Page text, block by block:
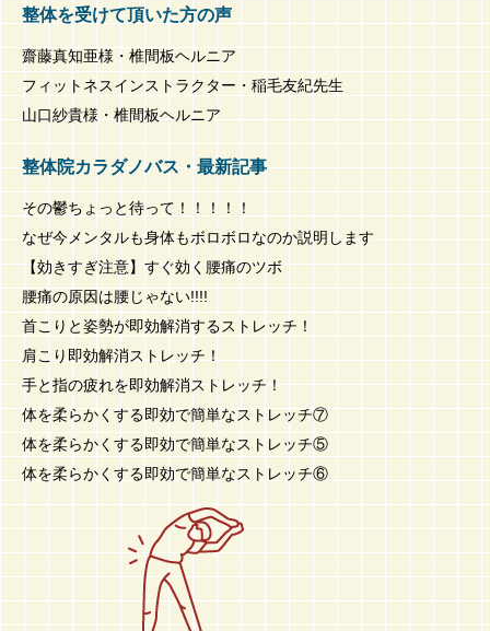
整体を受けて頂いた方の声
齋藤真知亜様・椎間板ヘルニア
フィットネスインストラクター・稲毛友紀先生
山口紗貴様・椎間板ヘルニア
整体院カラダノバス・最新記事
その鬱ちょっと待って！！！！！
なぜ今メンタルも身体もボロボロなのか説明します
【効きすぎ注意】すぐ効く腰痛のツボ
腰痛の原因は腰じゃない!!!!
首こりと姿勢が即効解消するストレッチ！
肩こり即効解消ストレッチ！
手と指の疲れを即効解消ストレッチ！
体を柔らかくする即効で簡単なストレッチ⑦
体を柔らかくする即効で簡単なストレッチ⑤
体を柔らかくする即効で簡単なストレッチ⑥